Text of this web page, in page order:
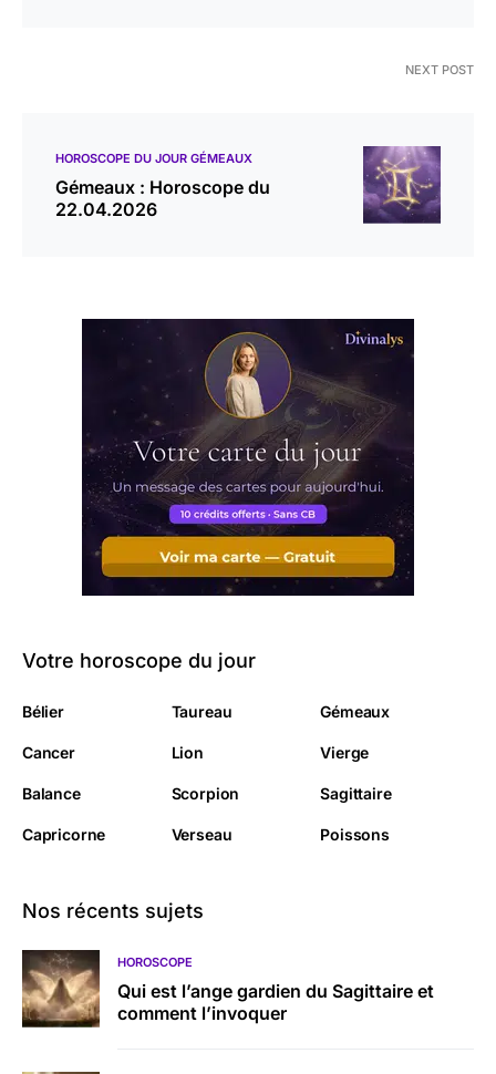
NEXT POST
HOROSCOPE DU JOUR GÉMEAUX
Gémeaux : Horoscope du
22.04.2026
Votre horoscope du jour
Bélier Taureau Gémeaux
Cancer Lion Vierge
Balance Scorpion Sagittaire
Capricorne Verseau Poissons
Nos récents sujets
HOROSCOPE
Qui est l’ange gardien du Sagittaire et
comment l’invoquer